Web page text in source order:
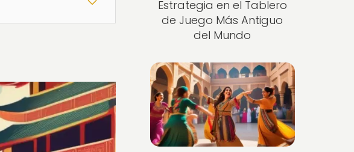
Estrategia en el Tablero
de Juego Más Antiguo
del Mundo